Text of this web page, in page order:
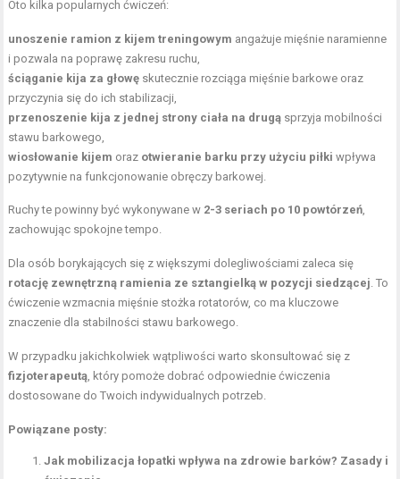
Oto kilka popularnych ćwiczeń:
unoszenie ramion z kijem treningowym angażuje mięśnie naramienne
i pozwala na poprawę zakresu ruchu,
ściąganie kija za głowę skutecznie rozciąga mięśnie barkowe oraz
przyczynia się do ich stabilizacji,
przenoszenie kija z jednej strony ciała na drugą sprzyja mobilności
stawu barkowego,
wiosłowanie kijem oraz otwieranie barku przy użyciu piłki wpływa
pozytywnie na funkcjonowanie obręczy barkowej.
Ruchy te powinny być wykonywane w 2-3 seriach po 10 powtórzeń,
zachowując spokojne tempo.
Dla osób borykających się z większymi dolegliwościami zaleca się
rotację zewnętrzną ramienia ze sztangielką w pozycji siedzącej. To
ćwiczenie wzmacnia mięśnie stożka rotatorów, co ma kluczowe
znaczenie dla stabilności stawu barkowego.
W przypadku jakichkolwiek wątpliwości warto skonsultować się z
fizjoterapeutą, który pomoże dobrać odpowiednie ćwiczenia
dostosowane do Twoich indywidualnych potrzeb.
Powiązane posty:
Jak mobilizacja łopatki wpływa na zdrowie barków? Zasady i